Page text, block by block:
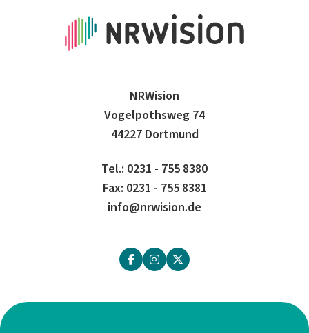
NRWision
Vogelpothsweg 74
44227 Dortmund
Tel.: 0231 - 755 8380
Fax: 0231 - 755 8381
info@nrwision.de